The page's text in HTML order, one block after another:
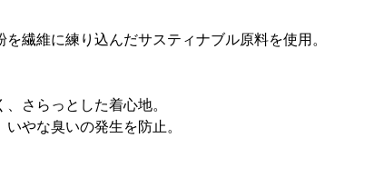
繊維に練り込んだサスティナブル原料を使用。
さらっとした着心地。
やな臭いの発生を防止。